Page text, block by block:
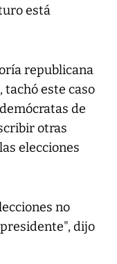
está
republicana
tachó este caso
de
otras
elecciones
no
dijo